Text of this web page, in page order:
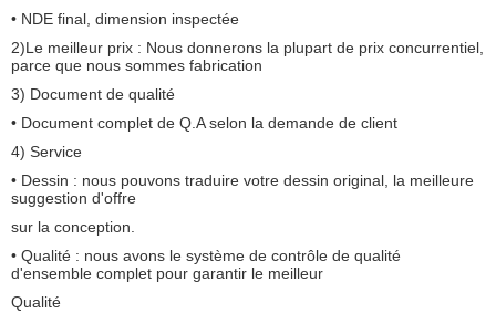
• NDE final, dimension inspectée
2)Le meilleur prix : Nous donnerons la plupart de prix concurrentiel,
parce que nous sommes fabrication
3) Document de qualité
• Document complet de Q.A selon la demande de client
4) Service
• Dessin : nous pouvons traduire votre dessin original, la meilleure
suggestion d'offre
sur la conception.
• Qualité : nous avons le système de contrôle de qualité
d'ensemble complet pour garantir le meilleur
Qualité